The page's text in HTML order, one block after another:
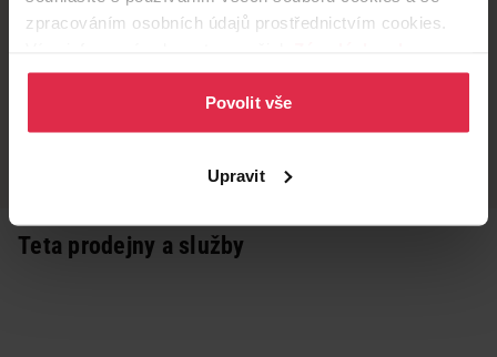
zpracováním osobních údajů prostřednictvím cookies.
osobních údajů.
Povolit vše
Upravit
Doručení zdarma
při nákupu nad 1 200 Kč
Věrnostní slevy
ušetřete s Teta klubem
Vyzvednutí na
Široká síť prodejen
Teta prodejny a služby